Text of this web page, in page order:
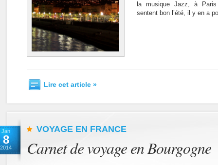
la musique Jazz, à
sentent bon l’été, il y en a
Lire cet article »
Jan
8
2014
VOYAGE EN FRANCE
Carnet de voyage en Bourgogne